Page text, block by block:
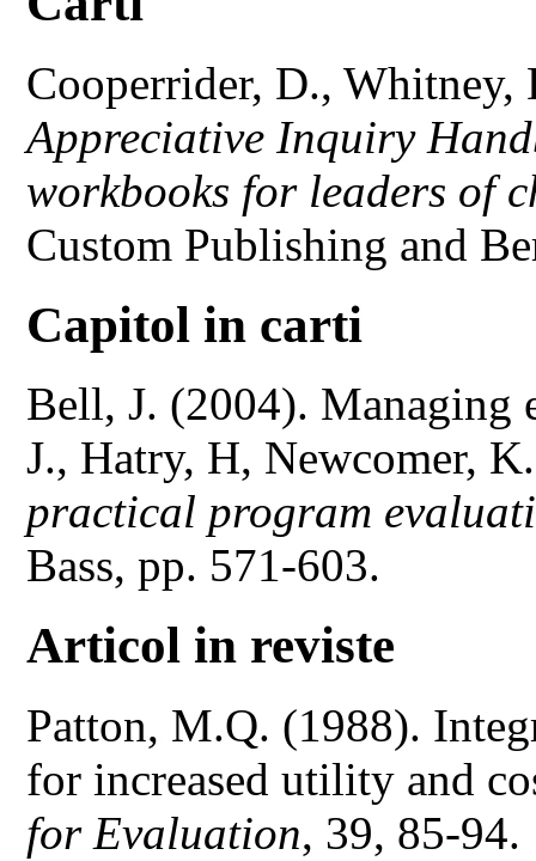
Cooperrider, D.,
Appreciative Inquiry
workbooks for leaders of
Custom Publishing and
Capitol in carti
Bell, J. (2004). Managing
J., Hatry, H, Newcomer,
practical program
Bass, pp. 571-603.
Articol in reviste
Patton, M.Q. (1988).
for increased utility and
for Evaluation, 39, 85-94.